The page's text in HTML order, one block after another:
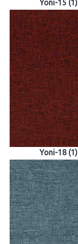
Yoni-15 (1)
Yoni-18 (1)